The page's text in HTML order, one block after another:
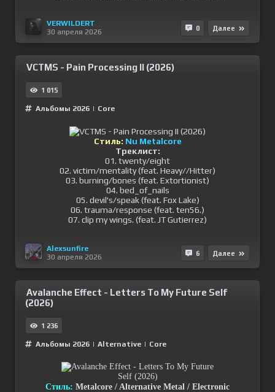
VERWILDERT
30 апреля 2026
0 Далее
VCTMS - Pain Processing II (2026)
1 015
Альбомы 2026 | Сore
Стиль: Nu Metalcore
Треклист:
01. twenty/eight
02. victim/mentality (feat. Heavy//Hitter)
03. burning/bones (feat. Extortionist)
04. bed_of_nails
05. devil's/speak (feat. Fox Lake)
06. trauma/response (feat. ten56.)
07. clip my wings. (feat. JT Gutierrez)
Alexsunfire
30 апреля 2026
6 Далее
Avalanche Effect - Letters To My Future Self
(2026)
1 236
Альбомы 2026 | Alternative | Сore
Стиль: Metalcore / Alternative Metal / Electronic